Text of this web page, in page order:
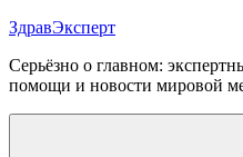
Перейти
содержимому
ЗдравЭксперт
Серьёзно о главном:
помощи и новости мировой